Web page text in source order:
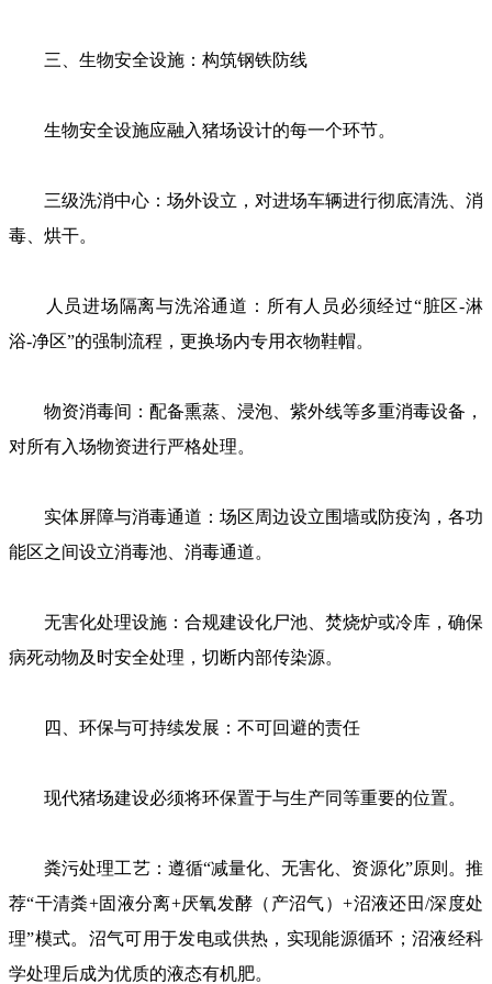
三、生物安全设施：构筑钢铁防线
生物安全设施应融入猪场设计的每一个环节。
三级洗消中心：场外设立，对进场车辆进行彻底清洗、消
毒、烘干。
人员进场隔离与洗浴通道：所有人员必须经过“脏区-淋
浴-净区”的强制流程，更换场内专用衣物鞋帽。
物资消毒间：配备熏蒸、浸泡、紫外线等多重消毒设备，
对所有入场物资进行严格处理。
实体屏障与消毒通道：场区周边设立围墙或防疫沟，各功
能区之间设立消毒池、消毒通道。
无害化处理设施：合规建设化尸池、焚烧炉或冷库，确保
病死动物及时安全处理，切断内部传染源。
四、环保与可持续发展：不可回避的责任
现代猪场建设必须将环保置于与生产同等重要的位置。
粪污处理工艺：遵循“减量化、无害化、资源化”原则。推
荐“干清粪+固液分离+厌氧发酵（产沼气）+沼液还田/深度处
理”模式。沼气可用于发电或供热，实现能源循环；沼液经科
学处理后成为优质的液态有机肥。